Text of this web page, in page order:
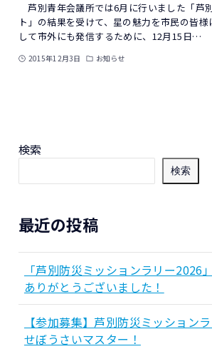
芦別青年会議所では6月に行いました「芦
ト」の結果を受けて、星の魅力を市民の皆
して市外にも発信するために、12月15日…
2015年12月3日 お知らせ
検索
検索
最近の投稿
「芦別防災ミッションラリー2026
ありがとうございました！
【参加募集】芦別防災ミッショ
せぼうさいマスター！